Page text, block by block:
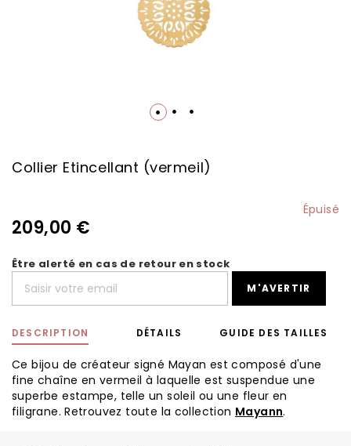
Collier Etincellant (vermeil)
Épuisé
209,00 €
Être alerté en cas de retour en stock
M'AVERTIR
DESCRIPTION
Ce bijou de créateur signé Mayan est composé d'une
fine chaîne en vermeil à laquelle est suspendue une
superbe estampe, telle un soleil ou une fleur en
filigrane. Retrouvez toute la collection Mayann.
DÉTAILS GUIDE DES TAILLES
beginning
gallery